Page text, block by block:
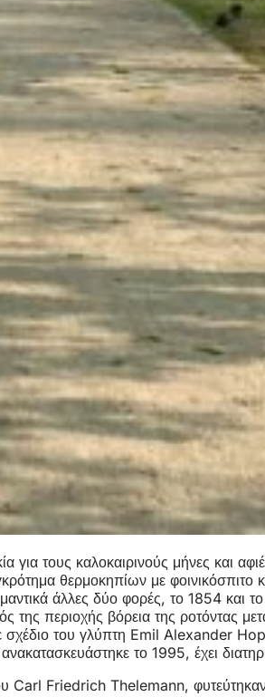
τους καλοκαιρινούς μήνες και
θερμοκηπίων με φοινικόσπιτο
άλλες δύο φορές, το 1854 και
περιοχής βόρεια της ροτόντας
σχέδιο του γλύπτη Emil Alexander
το 1995, έχει
Carl Friedrich Thelemann,